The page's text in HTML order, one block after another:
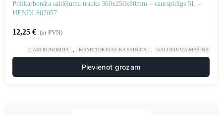
Polikarbonāta saldējuma trauks 360x250x80mm – caurspīdīgs 5L –
HENDI 807057
12,25 € (ar PVN)
GASTRONOMIJA KONDITOREJAS KAFEJNĪCA SALDĒJUMA MAŠĪNAS
Pievienot grozam